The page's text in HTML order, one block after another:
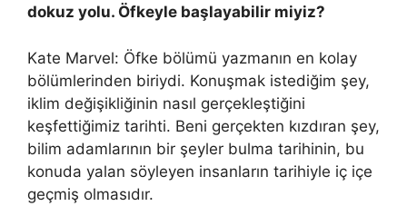
dokuz yolu. Öfkeyle başlayabilir miyiz?
Kate Marvel: Öfke bölümü yazmanın en kolay
bölümlerinden biriydi. Konuşmak istediğim şey,
iklim değişikliğinin nasıl gerçekleştiğini
keşfettiğimiz tarihti. Beni gerçekten kızdıran şey,
bilim adamlarının bir şeyler bulma tarihinin, bu
konuda yalan söyleyen insanların tarihiyle iç içe
geçmiş olmasıdır.